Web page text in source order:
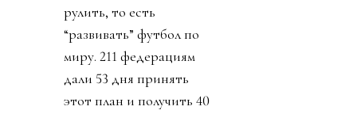
рулить, то есть
“развивать” футбол по
миру. 211 федерациям
дали 53 дня принять
этот план и получить 40